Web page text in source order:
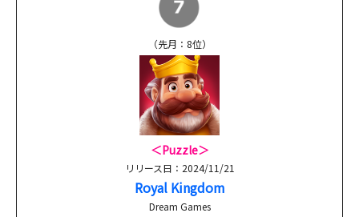
（先月：8位）
＜Puzzle＞
リリース日：2024/11/21
Royal Kingdom
Dream Games